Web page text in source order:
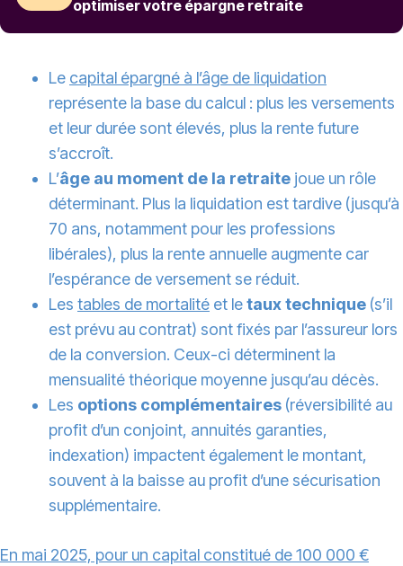
optimiser votre épargne retraite
Le capital épargné à l’âge de liquidation
représente la base du calcul : plus les versements
et leur durée sont élevés, plus la rente future
s’accroît.
L’âge au moment de la retraite joue un rôle
déterminant. Plus la liquidation est tardive (jusqu’à
70 ans, notamment pour les professions
libérales), plus la rente annuelle augmente car
l’espérance de versement se réduit.
Les tables de mortalité et letaux technique (s’il
est prévu au contrat) sont fixés par l’assureur lors
de la conversion. Ceux-ci déterminent la
mensualité théorique moyenne jusqu’au décès.
Les options complémentaires (réversibilité au
profit d’un conjoint, annuités garanties,
indexation) impactent également le montant,
souvent à la baisse au profit d’une sécurisation
supplémentaire.
En mai 2025, pour un capital constitué de 100 000 €